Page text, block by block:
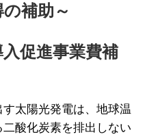
補助～
促進事業費補
太陽光発電は、地球温
酸化炭素を排出しない